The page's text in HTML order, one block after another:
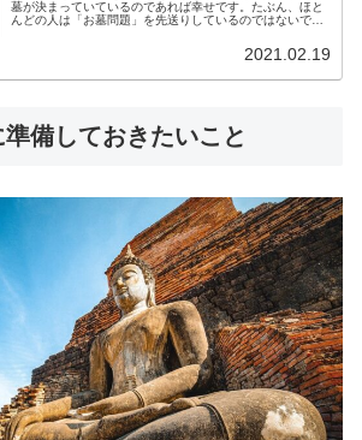
墓が決まっていているのであれば幸せです。たぶん、ほと
んどの人は「お墓問題」を先送りしているのではないでし
2021.02.19
備しておきたいこと